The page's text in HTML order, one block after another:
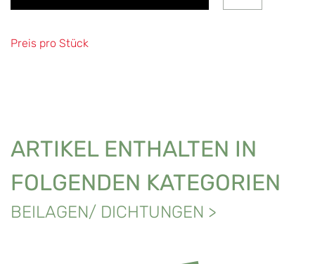
Preis pro Stück
ARTIKEL ENTHALTEN IN
FOLGENDEN KATEGORIEN
BEILAGEN/ DICHTUNGEN >